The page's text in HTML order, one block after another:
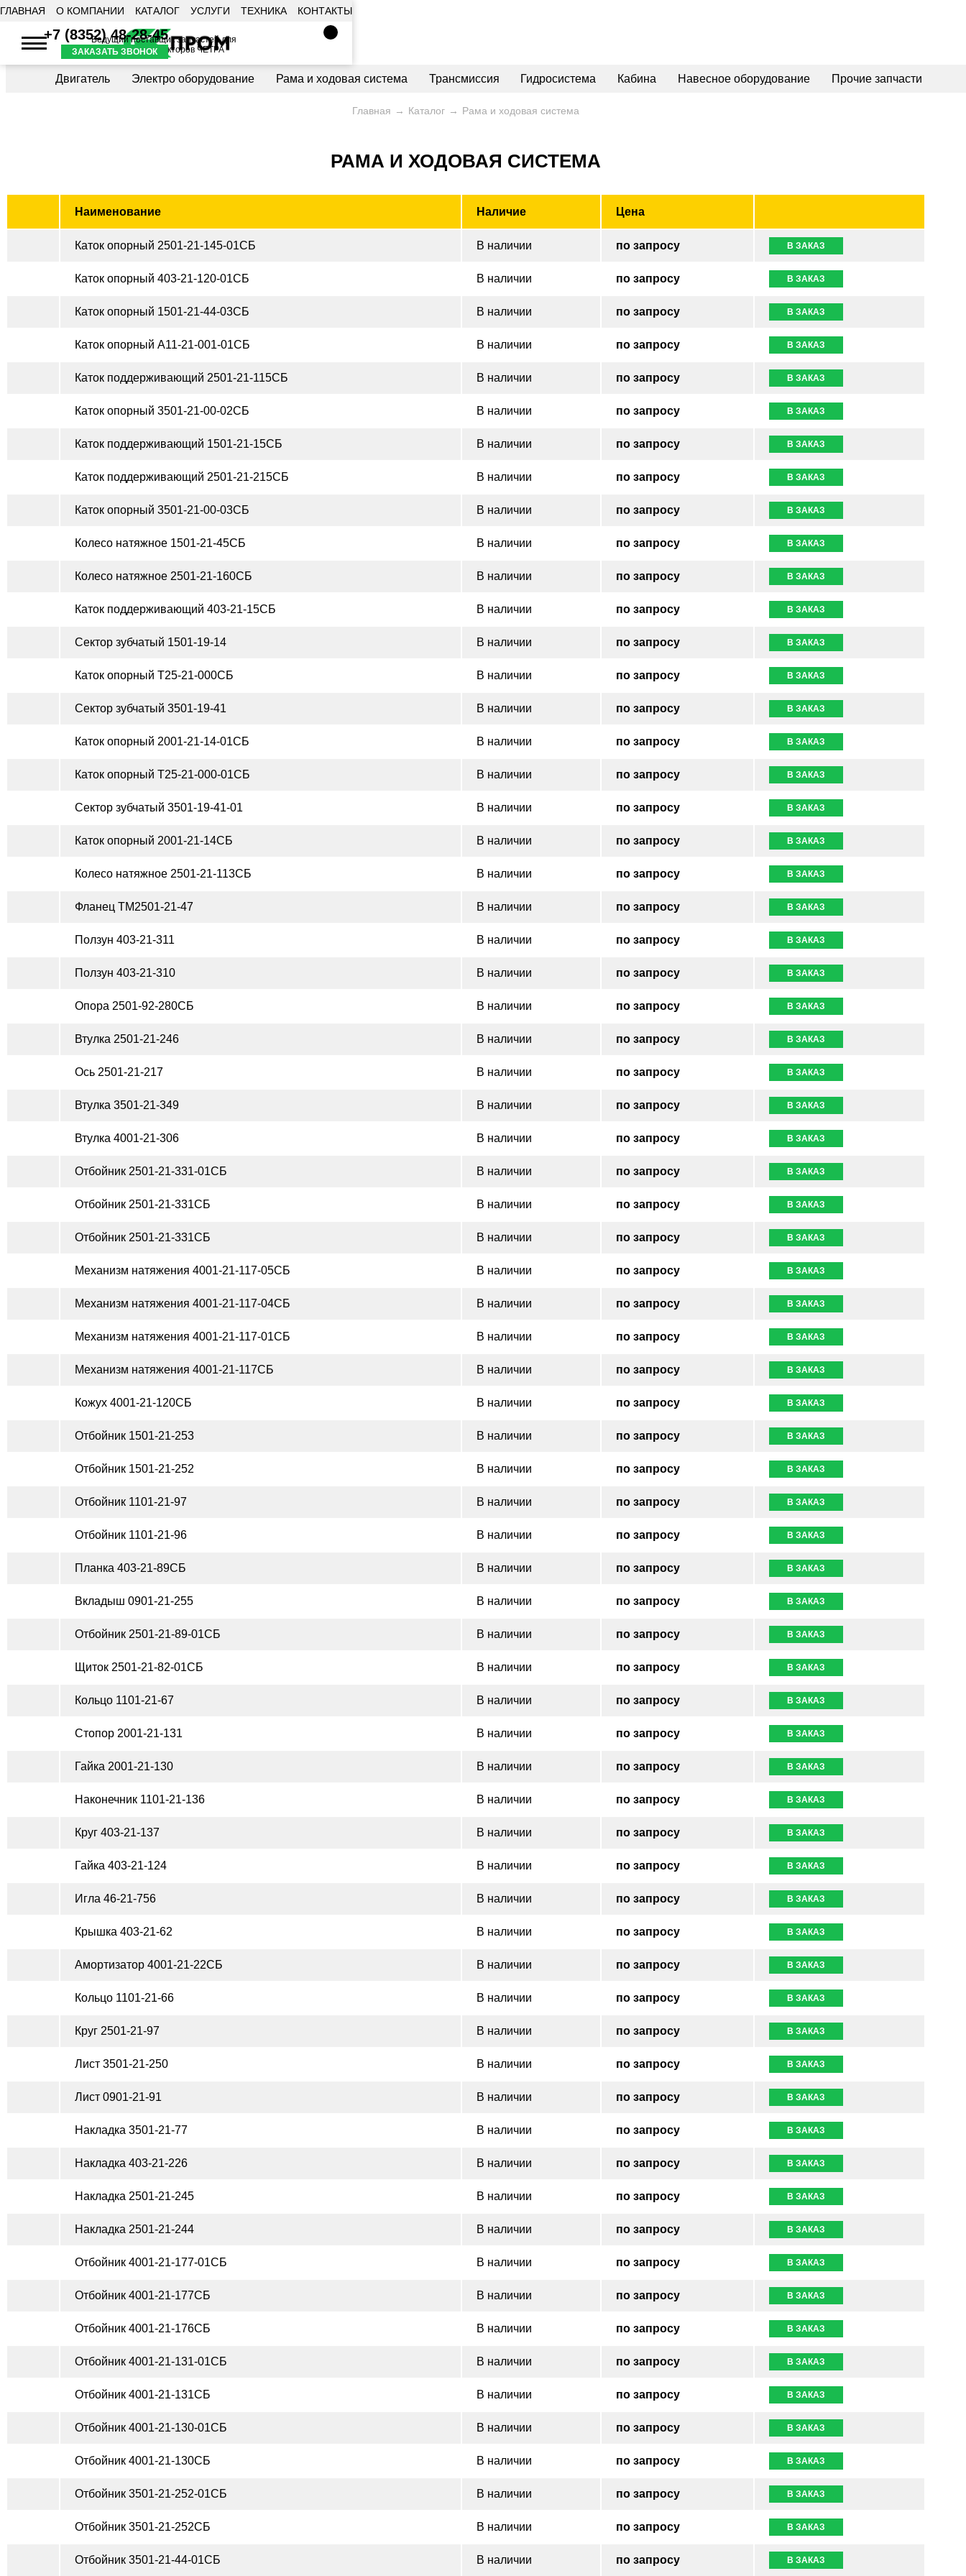
ГЛАВНАЯ О КОМПАНИИ КАТАЛОГ УСЛУГИ ТЕХНИКА КОНТАКТЫ
Ведущий поставщик запчастей для
бульдозеров и тракторов ЧЕТРА
+7 (8352) 48-28-45
ЗАКАЗАТЬ ЗВОНОК
Двигатель Электро оборудование Рама и ходовая система Трансмиссия Гидросистема Кабина Навесное оборудование Прочие запчасти
Главная Каталог Рама и ходовая система
РАМА И ХОДОВАЯ СИСТЕМА
Наименование Наличие Цена
Каток опорный 2501-21-145-01СБ В наличии по запросу В ЗАКАЗ
Каток опорный 403-21-120-01СБ В наличии по запросу В ЗАКАЗ
Каток опорный 1501-21-44-03СБ В наличии по запросу В ЗАКАЗ
Каток опорный А11-21-001-01СБ В наличии по запросу В ЗАКАЗ
Каток поддерживающий 2501-21-115СБ В наличии по запросу В ЗАКАЗ
Каток опорный 3501-21-00-02СБ В наличии по запросу В ЗАКАЗ
Каток поддерживающий 1501-21-15СБ В наличии по запросу В ЗАКАЗ
Каток поддерживающий 2501-21-215СБ В наличии по запросу В ЗАКАЗ
Каток опорный 3501-21-00-03СБ В наличии по запросу В ЗАКАЗ
Колесо натяжное 1501-21-45СБ В наличии по запросу В ЗАКАЗ
Колесо натяжное 2501-21-160СБ В наличии по запросу В ЗАКАЗ
Каток поддерживающий 403-21-15СБ В наличии по запросу В ЗАКАЗ
Сектор зубчатый 1501-19-14 В наличии по запросу В ЗАКАЗ
Каток опорный Т25-21-000СБ В наличии по запросу В ЗАКАЗ
Сектор зубчатый 3501-19-41 В наличии по запросу В ЗАКАЗ
Каток опорный 2001-21-14-01СБ В наличии по запросу В ЗАКАЗ
Каток опорный Т25-21-000-01СБ В наличии по запросу В ЗАКАЗ
Сектор зубчатый 3501-19-41-01 В наличии по запросу В ЗАКАЗ
Каток опорный 2001-21-14СБ В наличии по запросу В ЗАКАЗ
Колесо натяжное 2501-21-113СБ В наличии по запросу В ЗАКАЗ
Фланец ТМ2501-21-47 В наличии по запросу В ЗАКАЗ
Ползун 403-21-311 В наличии по запросу В ЗАКАЗ
Ползун 403-21-310 В наличии по запросу В ЗАКАЗ
Опора 2501-92-280СБ В наличии по запросу В ЗАКАЗ
Втулка 2501-21-246 В наличии по запросу В ЗАКАЗ
Ось 2501-21-217 В наличии по запросу В ЗАКАЗ
Втулка 3501-21-349 В наличии по запросу В ЗАКАЗ
Втулка 4001-21-306 В наличии по запросу В ЗАКАЗ
Отбойник 2501-21-331-01СБ В наличии по запросу В ЗАКАЗ
Отбойник 2501-21-331СБ В наличии по запросу В ЗАКАЗ
Отбойник 2501-21-331СБ В наличии по запросу В ЗАКАЗ
Механизм натяжения 4001-21-117-05СБ В наличии по запросу В ЗАКАЗ
Механизм натяжения 4001-21-117-04СБ В наличии по запросу В ЗАКАЗ
Механизм натяжения 4001-21-117-01СБ В наличии по запросу В ЗАКАЗ
Механизм натяжения 4001-21-117СБ В наличии по запросу В ЗАКАЗ
Кожух 4001-21-120СБ В наличии по запросу В ЗАКАЗ
Отбойник 1501-21-253 В наличии по запросу В ЗАКАЗ
Отбойник 1501-21-252 В наличии по запросу В ЗАКАЗ
Отбойник 1101-21-97 В наличии по запросу В ЗАКАЗ
Отбойник 1101-21-96 В наличии по запросу В ЗАКАЗ
Планка 403-21-89СБ В наличии по запросу В ЗАКАЗ
Вкладыш 0901-21-255 В наличии по запросу В ЗАКАЗ
Отбойник 2501-21-89-01СБ В наличии по запросу В ЗАКАЗ
Щиток 2501-21-82-01СБ В наличии по запросу В ЗАКАЗ
Кольцо 1101-21-67 В наличии по запросу В ЗАКАЗ
Стопор 2001-21-131 В наличии по запросу В ЗАКАЗ
Гайка 2001-21-130 В наличии по запросу В ЗАКАЗ
Наконечник 1101-21-136 В наличии по запросу В ЗАКАЗ
Круг 403-21-137 В наличии по запросу В ЗАКАЗ
Гайка 403-21-124 В наличии по запросу В ЗАКАЗ
Игла 46-21-756 В наличии по запросу В ЗАКАЗ
Крышка 403-21-62 В наличии по запросу В ЗАКАЗ
Амортизатор 4001-21-22СБ В наличии по запросу В ЗАКАЗ
Кольцо 1101-21-66 В наличии по запросу В ЗАКАЗ
Круг 2501-21-97 В наличии по запросу В ЗАКАЗ
Лист 3501-21-250 В наличии по запросу В ЗАКАЗ
Лист 0901-21-91 В наличии по запросу В ЗАКАЗ
Накладка 3501-21-77 В наличии по запросу В ЗАКАЗ
Накладка 403-21-226 В наличии по запросу В ЗАКАЗ
Накладка 2501-21-245 В наличии по запросу В ЗАКАЗ
Накладка 2501-21-244 В наличии по запросу В ЗАКАЗ
Отбойник 4001-21-177-01СБ В наличии по запросу В ЗАКАЗ
Отбойник 4001-21-177СБ В наличии по запросу В ЗАКАЗ
Отбойник 4001-21-176СБ В наличии по запросу В ЗАКАЗ
Отбойник 4001-21-131-01СБ В наличии по запросу В ЗАКАЗ
Отбойник 4001-21-131СБ В наличии по запросу В ЗАКАЗ
Отбойник 4001-21-130-01СБ В наличии по запросу В ЗАКАЗ
Отбойник 4001-21-130СБ В наличии по запросу В ЗАКАЗ
Отбойник 3501-21-252-01СБ В наличии по запросу В ЗАКАЗ
Отбойник 3501-21-252СБ В наличии по запросу В ЗАКАЗ
Отбойник 3501-21-44-01СБ В наличии по запросу В ЗАКАЗ